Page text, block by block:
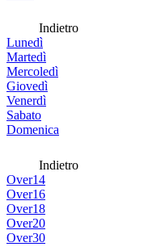
Indietro
Lunedì
Martedì
Mercoledì
Giovedì
Venerdì
Sabato
Domenica
Indietro
Over14
Over16
Over18
Over20
Over30